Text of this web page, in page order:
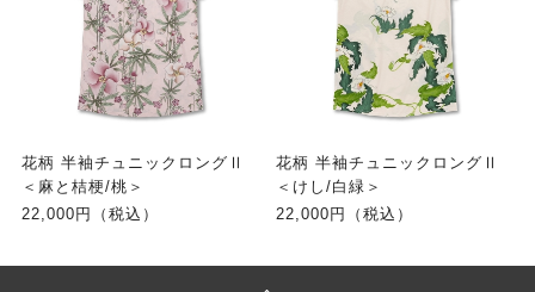
花柄 半袖チュニックロングⅡ
＜麻と桔梗/桃＞
22,000円（税込）
花柄 半袖チュニックロングⅡ
＜けし/白緑＞
22,000円（税込）